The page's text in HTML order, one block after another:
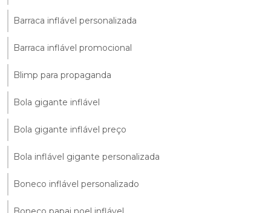
Barraca inflável personalizada
Barraca inflável promocional
Blimp para propaganda
Bola gigante inflável
Bola gigante inflável preço
Bola inflável gigante personalizada
Boneco inflável personalizado